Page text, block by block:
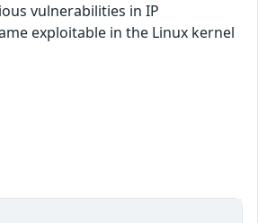
vulnerabilities in IP
exploitable in the Linux kernel